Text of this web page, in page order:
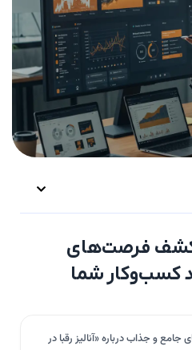
کشف فرصت‌های
کسب‌وکار شما
و جذاب درباره «آنالیز رقبا در